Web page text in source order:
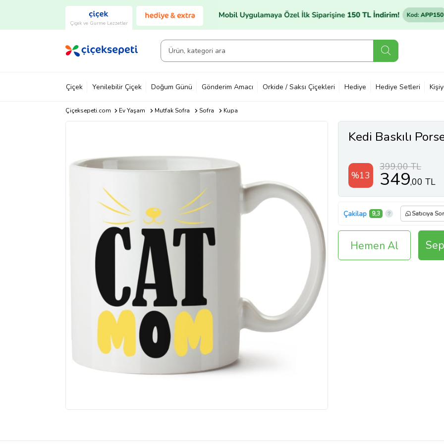
Çiçek ve Gurme Lezzetler
Çiçek Yenilebilir Çiçek Doğum Günü Gönderim Amacı Orkide / Saksı Çiçekleri Hediye Hediye Setleri
Çiçeksepeti.com Ev Yaşam Mutfak Sofra Sofra Kupa
Kedi Baskılı
%13
399,00 TL
349,00 TL
Çakilap 9,3 Satıcıya Sor
Hemen Al